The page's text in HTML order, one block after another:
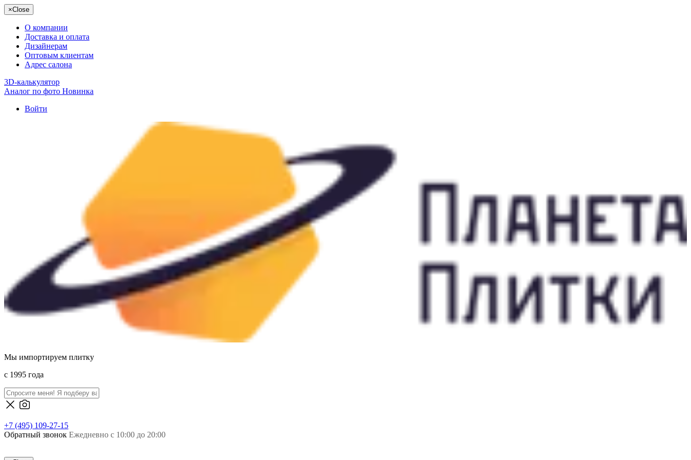
×Close
О компании
Доставка и оплата
Дизайнерам
Оптовым клиентам
Адрес салона
3D-калькулятор
Аналог по фото Новинка
Войти
Мы импортируем плитку
c 1995 года
+7 (495) 109-27-15
Обратный звонок Ежедневно с 10:00 до 20:00